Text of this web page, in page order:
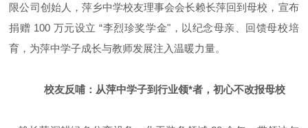
限公司创始人，萍乡中学校友理事会会长赖长萍回到母校，宣布
捐赠 100 万元设立 “李烈珍奖学金"，以纪念母亲、回馈母校培
育，为萍中学子成长与教师发展注入温暖力量。
校友反哺：从萍中学子到行业领*者，初心不改报母校